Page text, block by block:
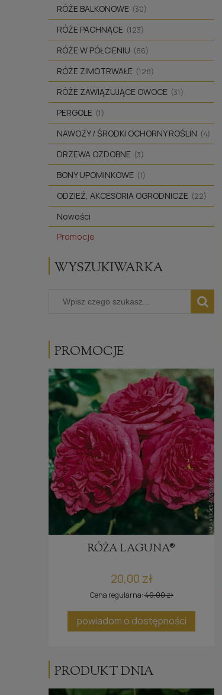
RÓŻE BALKONOWE (30)
RÓŻE PACHNĄCE (123)
RÓŻE W PÓŁCIENIU (86)
RÓŻE ZIMOTRWAŁE (128)
RÓŻE ZAWIĄZUJĄCE OWOCE (31)
PERGOLE (1)
NAWOZY / ŚRODKI OCHORNY ROŚLIN (4)
DRZEWA OZDOBNE (3)
BONY UPOMINKOWE (1)
ODZIEŻ, AKCESORIA OGRODNICZE (22)
Nowości
Promocje
WYSZUKIWARKA
PROMOCJE
RÓŻA LAGUNA®
20,00 zł
Cena regularna:40,00 zł
powiadom o dostępności
PRODUKT DNIA